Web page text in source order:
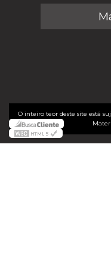
O inteiro teor deste site está